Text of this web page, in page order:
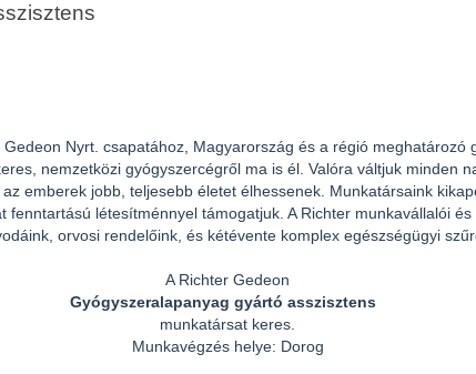
Nyrt. csapatához, Magyarország és a régió meghatározó
nemzetközi gyógyszercégről ma is él. Valóra váltjuk minden
emberek jobb, teljesebb életet élhessenek. Munkatársaink
fenntartású létesítménnyel támogatjuk. A Richter munkavállalói
orvosi rendelőink, és kétévente komplex egészségügyi
A Richter Gedeon
Gyógyszeralapanyag gyártó asszisztens
munkatársat keres.
Munkavégzés helye: Dorog